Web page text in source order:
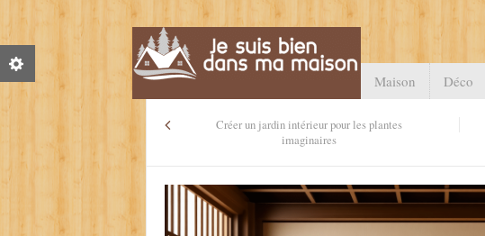
Maison Déco
Créer un jardin intérieur pour les plantes
imaginaires